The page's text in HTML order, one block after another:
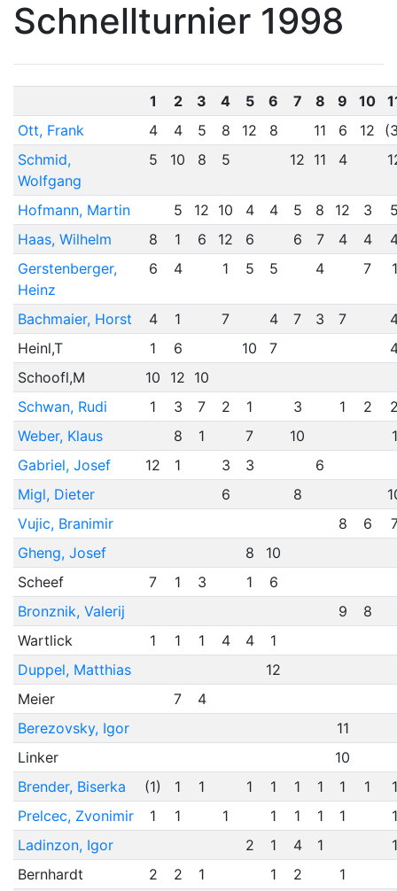
Schnellturnier 1998
1 2 3 4 5 6 7 8 9 10
Ott, Frank
4 4 5 8 12 8 11 6 12
Schmid,
Wolfgang
5 10 8 5 12 11 4
Hofmann, Martin 5 12 10 4 4 5 8 12 3
Haas, Wilhelm
8 1 6 12 6 6 7 4 4
Gerstenberger,
Heinz
6 4 1 5 5 4 7 1
Bachmaier, Horst 4 1 7 4 7 3 7
Heinl,T
1 6 10 7
Schoofl,M
10 12 10
Schwan, Rudi
1 3 7 2 1 3 1 2
Weber, Klaus
8 1 7 10
1
Gabriel, Josef
12 1 3 3
6
Migl, Dieter
6 8
Vujic, Branimir
8 6
Gheng, Josef
8
10
Scheef
7 1 3 1
6
Bronznik, Valerij
9
8
Wartlick
1 1 1 4 4
1
Duppel, Matthias
12
Meier
7
4
Berezovsky, Igor
11
Linker
10
Brender, Biserka
(1) 1 1 1 1 1 1 1 1
1
Prelcec, Zvonimir
1 1 1 1 1 1 1
1
Ladinzon, Igor
2 1 4 1
1
Bernhardt
2 2 1 1 2
1